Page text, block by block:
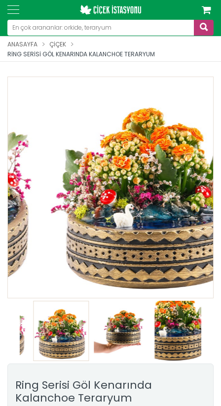
ANASAYFA
ÇIÇEK
RING SERISI GÖL KENARINDA KALANCHOE TERARYUM
Ring Serisi Göl Kenarında
Kalanchoe Teraryum